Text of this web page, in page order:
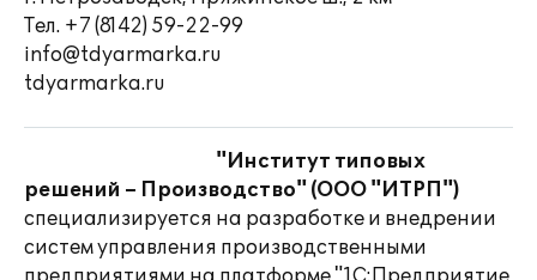
Тел. +7 (8142) 59-22-99
info@tdyarmarka.ru
tdyarmarka.ru
"Институт типовых
решений – Производство" (ООО "ИТРП")
специализируется на разработке и внедрении
систем управления производственными